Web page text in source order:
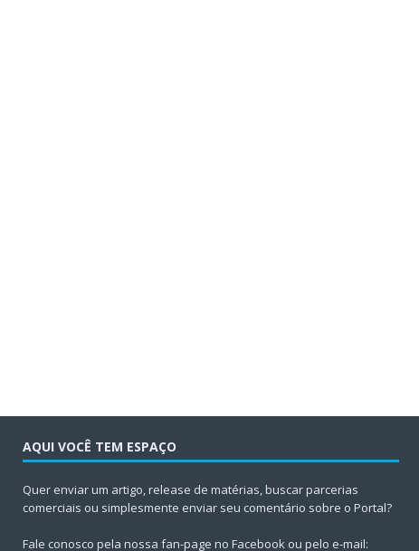
AQUI VOCÊ TEM ESPAÇO
Quer enviar um artigo, release de matérias, buscar parcerias
comerciais ou simplesmente enviar seu comentário sobre o Portal?
Fale conosco pela nossa fan-page no Facebook ou pelo e-mail: